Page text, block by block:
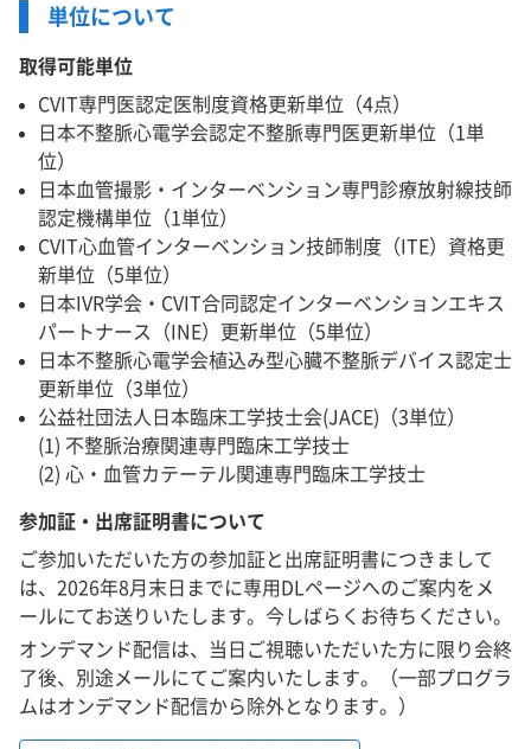
単位について
取得可能単位
CVIT専門医認定医制度資格更新単位（4点）
日本不整脈心電学会認定不整脈専門医更新単位（1単
位）
日本血管撮影・インターベンション専門診療放射線技師
認定機構単位（1単位）
CVIT心血管インターベンション技師制度（ITE）資格更
新単位（5単位）
日本IVR学会・CVIT合同認定インターベンションエキス
パートナース（INE）更新単位（5単位）
日本不整脈心電学会植込み型心臓不整脈デバイス認定士
更新単位（3単位）
公益社団法人日本臨床工学技士会(JACE)（3単位）
(1) 不整脈治療関連専門臨床工学技士
(2) 心・血管カテーテル関連専門臨床工学技士
参加証・出席証明書について
ご参加いただいた方の参加証と出席証明書につきまして
は、2026年8月末日までに専用DLページへのご案内をメ
ールにてお送りいたします。今しばらくお待ちください。
オンデマンド配信は、当日ご視聴いただいた方に限り会終
了後、別途メールにてご案内いたします。（一部プログラ
ムはオンデマンド配信から除外となります。）